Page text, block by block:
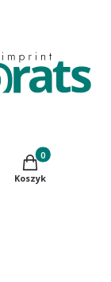
Produkty w
Koszyk